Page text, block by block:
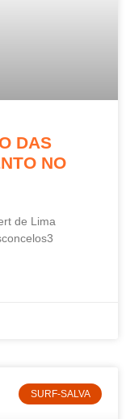
DAS
NO
de Lima
SURF-SALVA